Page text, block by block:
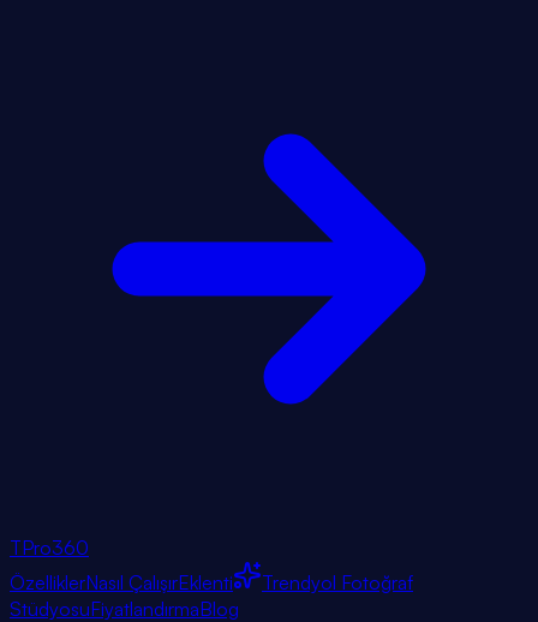
TPro360
ÖzelliklerNasıl ÇalışırEklenti
Trendyol Fotoğraf
StüdyosuFiyatlandırmaBlog